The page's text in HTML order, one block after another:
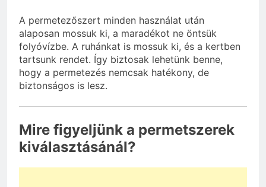
A permetezőszert minden használat után
alaposan mossuk ki, a maradékot ne öntsük
folyóvízbe. A ruhánkat is mossuk ki, és a kertben
tartsunk rendet. Így biztosak lehetünk benne,
hogy a permetezés nemcsak hatékony, de
biztonságos is lesz.
Mire figyeljünk a permetszerek
kiválasztásánál?